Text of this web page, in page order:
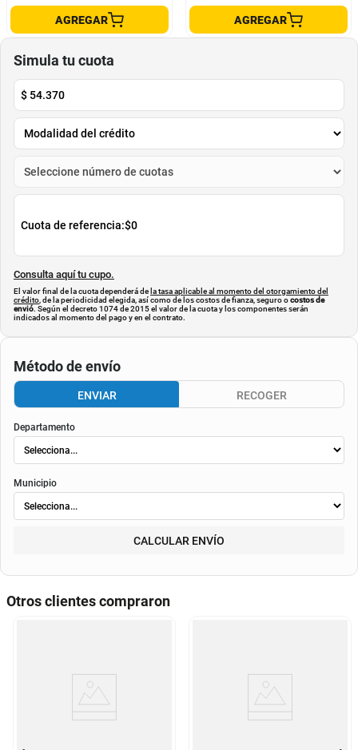
AGREGAR AGREGAR
Simula tu cuota
$ 54.370
Cuota de referencia:$0
Consulta aquí tu cupo.
El valor final de la cuota dependerá de la tasa aplicable al momento del otorgamiento del
crédito , de la periodicidad elegida, así como de los costos de fianza, seguro ocostos de
envió. Según el decreto 1074 de 2015 el valor de la cuota y los componentes serán
indicados al momento del pago y en el contrato.
Método de envío
ENVIAR RECOGER
Departamento
Municipio
CALCULAR ENVÍO
Otros clientes compraron